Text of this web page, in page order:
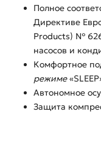
Полное
Директиве
Products) №
насосов и
Комфортное
режиме
Автономное
Защита